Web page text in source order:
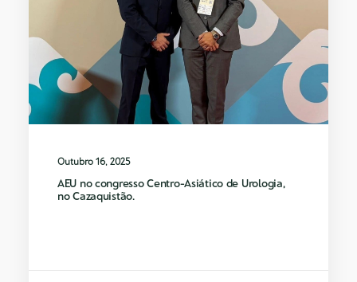
Outubro 16, 2025
AEU no congresso Centro-Asiático de Urologia,
no Cazaquistão.